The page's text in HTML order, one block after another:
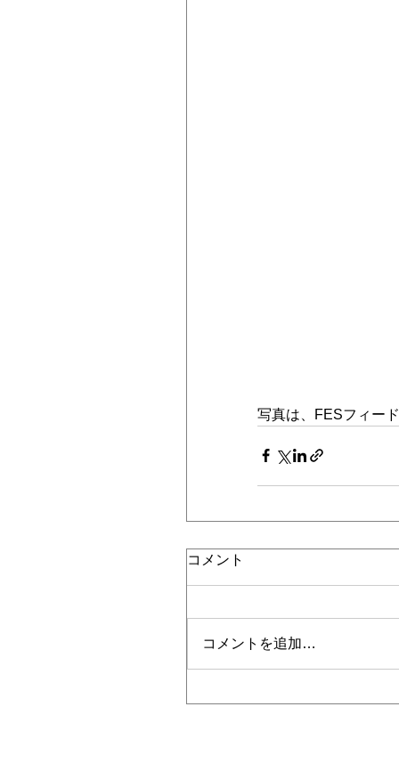
写真は、FESフィー
コメント
コメントを追加…